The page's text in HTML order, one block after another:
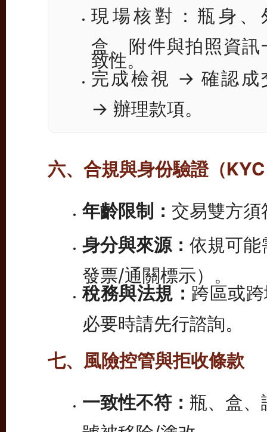
現場核對：瓶身、
盒、附件與拍照資訊
致性。
完成檢視 → 確認成
→ 辦理款項。
六、合規與身份驗證（
年齡限制： 交易雙方
身分與來源：依規可
發票/通關標示）。
稅務與法規： 跨區或
必要時請先行諮詢。
七、風險控管與拒收條款
一致性不符：瓶、盒
號被移除/塗改。